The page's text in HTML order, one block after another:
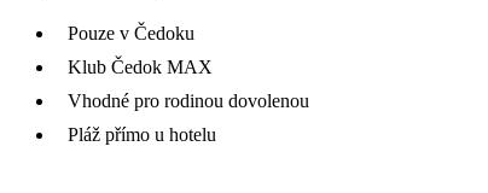
Pouze v Čedoku
Klub Čedok MAX
Vhodné pro rodinou dovolenou
Pláž přímo u hotelu